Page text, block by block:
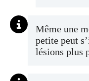
Même une
petite peut
lésions plus